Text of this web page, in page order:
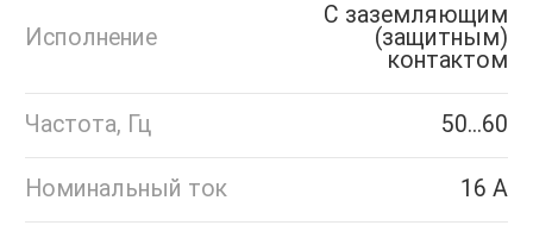
Исполнение
С заземляющим
(защитным)
контактом
Частота, Гц 50...60
Номинальный ток 16 А